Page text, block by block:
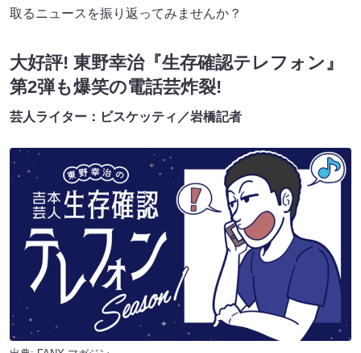
取るニュースを振り返ってみませんか？
大好評! 東野幸治『生存確認テレフォン』
第2弾も爆笑の電話芸炸裂!
芸人ライター：ビスケッティ／岩橋記者